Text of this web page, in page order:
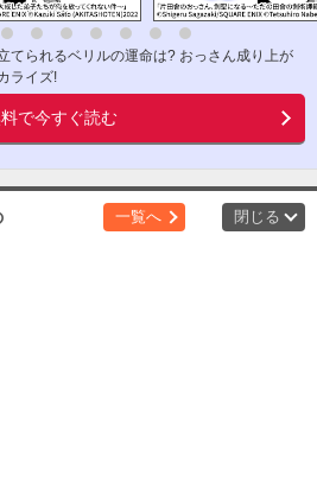
てられるベリルの運命は? おっさん成り上が
ライズ!
で今すぐ読む
一覧へ 閉じる